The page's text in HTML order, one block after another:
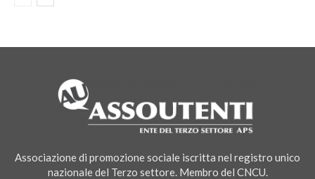
Associazione di promozione sociale iscritta nel registro unico
nazionale del Terzo settore. Membro del CNCU.